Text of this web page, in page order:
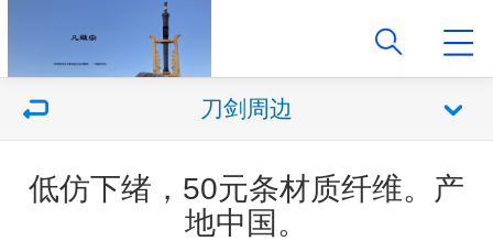
刀剑周边
低仿下绪，50元条材质纤维。产
地中国。